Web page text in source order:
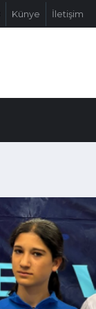
Künye İletişim